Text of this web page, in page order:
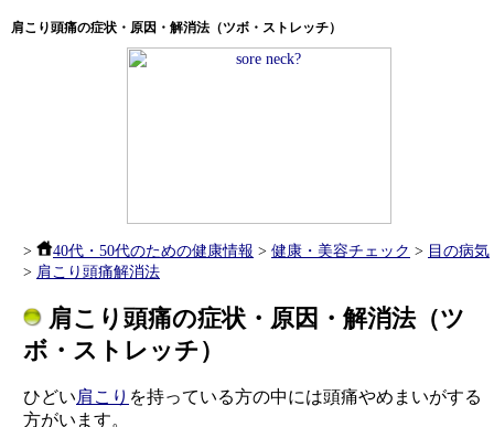
肩こり頭痛の症状・原因・解消法（ツボ・ストレッチ）
> 40代・50代のための健康情報 > 健康・美容チェック > 目の病気
> 肩こり頭痛解消法
肩こり頭痛の症状・原因・解消法（ツ
ボ・ストレッチ）
ひどい肩こり を持っている方の中には頭痛やめまいがする
方がいます。